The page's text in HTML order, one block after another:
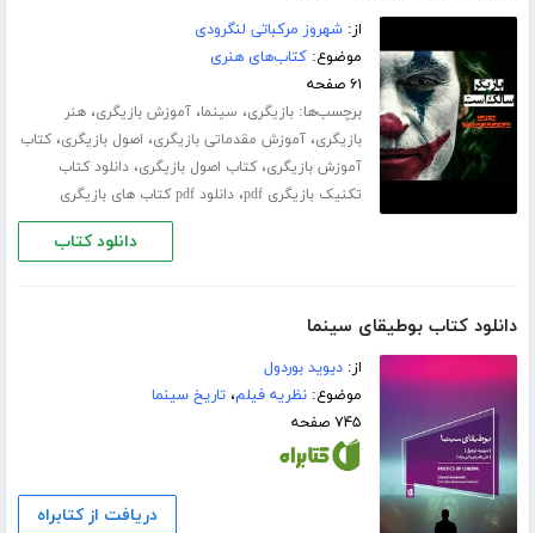
از:شهروز مرکباتی لنگرودی
موضوع:کتاب‌های هنری
۶۱ صفحه
برچسب‌ها:بازیگری، سینما،آموزش بازیگری،هنر
بازیگری،آموزش مقدماتی بازیگری، اصول بازیگری،کتاب
آموزش بازیگری،کتاب اصول بازیگری،دانلود کتاب
تکنیک بازیگری pdf
،دانلود pdf کتاب های بازیگری
دانلود کتاب
دانلود کتاب بوطیقای سینما
از:دیوید بوردول
موضوع:نظریه فیلم،تاریخ سینما
۷۴۵ صفحه
دریافت از کتابراه